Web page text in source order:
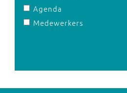
Agenda
Medewerkers